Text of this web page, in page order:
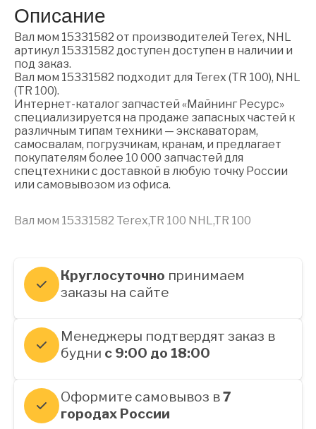
Описание
Вал мом 15331582 от производителей Terex, NHL
артикул 15331582 доступен доступен в наличии и
под заказ.
Вал мом 15331582 подходит для Terex (TR 100), NHL
(TR 100).
Интернет-каталог запчастей «Майнинг Ресурс»
специализируется на продаже запасных частей к
различным типам техники — экскаваторам,
самосвалам, погрузчикам, кранам, и предлагает
покупателям более 10 000 запчастей для
спецтехники с доставкой в любую точку России
или самовывозом из офиса.
Вал мом 15331582 Terex,TR 100 NHL,TR 100
Круглосуточно принимаем
заказы на сайте
Менеджеры подтвердят заказ в
будни с 9:00 до 18:00
Оформите самовывоз в7
городах России